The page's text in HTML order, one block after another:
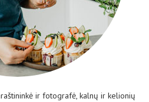
ir fotografė, kalnų ir kelionių